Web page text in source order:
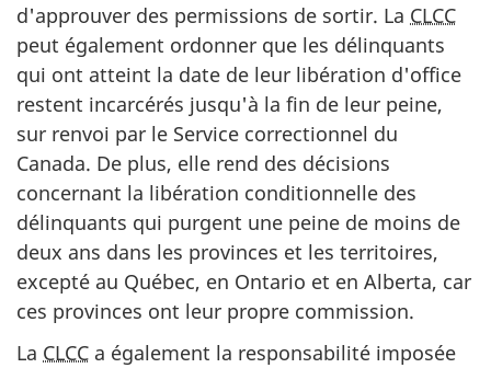
d'approuver des permissions de sortir. La CLCC
peut également ordonner que les délinquants
qui ont atteint la date de leur libération d'office
restent incarcérés jusqu'à la fin de leur peine,
sur renvoi par le Service correctionnel du
Canada. De plus, elle rend des décisions
concernant la libération conditionnelle des
délinquants qui purgent une peine de moins de
deux ans dans les provinces et les territoires,
excepté au Québec, en Ontario et en Alberta, car
ces provinces ont leur propre commission.
La CLCC a également la responsabilité imposée